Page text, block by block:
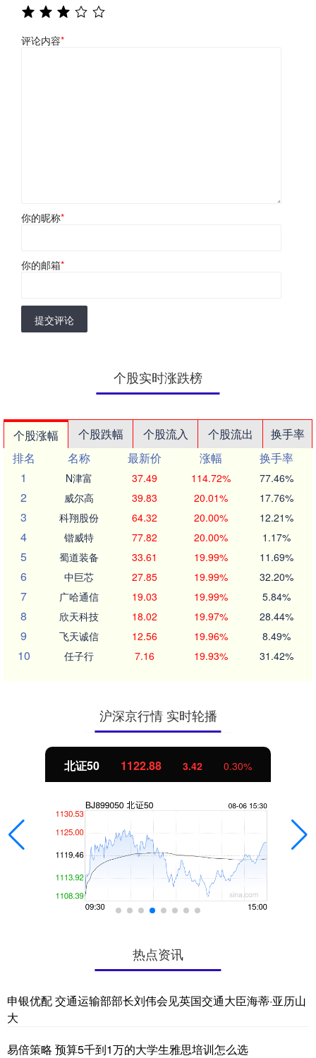
评论内容*
你的昵称*
你的邮箱*
提交评论
个股实时涨跌榜
个股涨幅 个股跌幅 个股流入 个股流出
换手率
排名
名称 最新价 涨幅
换手率
1
N津富 37.49 114.72% 77.46%
2 威尔高 39.83 20.01% 17.76%
3 科翔股份 64.32 20.00% 12.21%
4 锴威特 77.82 20.00% 1.17%
5 蜀道装备 33.61 19.99% 11.69%
6 中巨芯 27.85 19.99% 32.20%
7 广哈通信 19.03 19.99% 5.84%
8 欣天科技 18.02 19.97% 28.44%
9 飞天诚信 12.56 19.96% 8.49%
10 任子行 7.16 19.93% 31.42%
沪深京行情 实时轮播
北证50 1122.88 3.42 0.30%
热点资讯
申银优配 交通运输部部长刘伟会见英国交通大臣海蒂·亚历山
大
易倍策略 预算5千到1万的大学生雅思培训怎么选